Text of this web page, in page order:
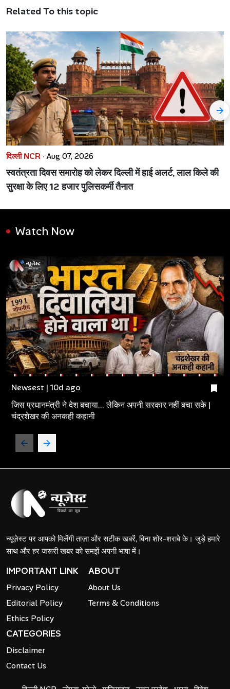
Related To this topic
दिल्ली NCR · Aug 07, 2026
स्वतंत्रता दिवस समारोह को लेकर दिल्ली में हाई अलर्ट, लाल किले की
सुरक्षा के लिए 12 हजार पुलिसकर्मी तैनात
Watch Now
Newsest | 10d ago
जिस प्रधानमंत्री ने देश बचाया... लेकिन अपनी सरकार नहीं बचा सके |
चंद्रशेखर की अनकही कहानी
न्यूज़ेस्ट पर आपको मिलेंगी ताज़ा और सटीक खबरें, बिना शोर-शराबे के। जुड़े हमारे
साथ और हर जरूरी खबर को समझें अपनी भाषा में।
IMPORTANT LINK
Privacy Policy
Editorial Policy
Ethics Policy
ABOUT
About Us
Terms & Conditions
CATEGORIES
Disclaimer
Contact Us